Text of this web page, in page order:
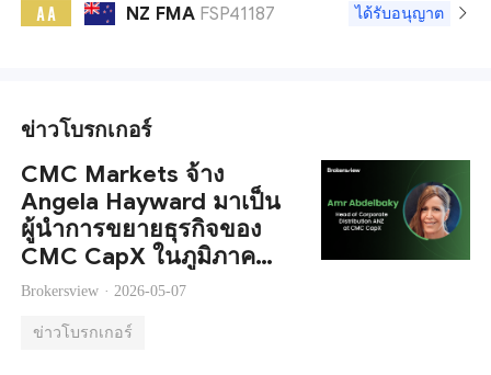
A A NZ FMA FSP41187 ได้รับอนุญาต
ข่าวโบรกเกอร์
CMC Markets จ้าง
Angela Hayward มาเป็น
ผู้นำการขยายธุรกิจของ
CMC CapX ในภูมิภาค
ANZ
Brokersview · 2026-05-07
ข่าวโบรกเกอร์